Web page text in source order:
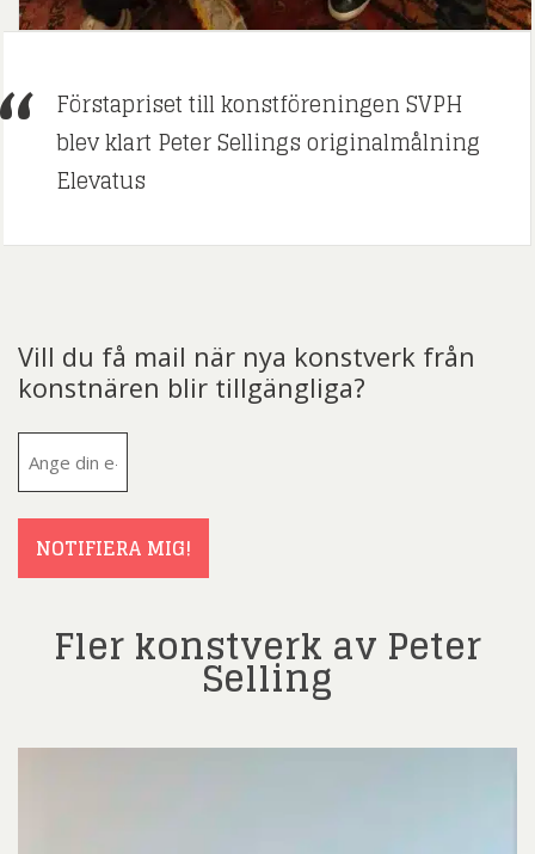
Förstapriset till konstföreningen SVPH
blev klart Peter Sellings originalmålning
Elevatus
Vill du få mail när nya konstverk från
konstnären blir tillgängliga?
NOTIFIERA MIG!
Fler konstverk av Peter
Selling